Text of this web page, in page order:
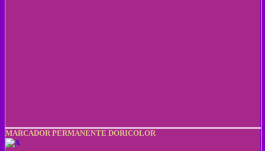
MARCADOR PERMANENTE DORICOLOR